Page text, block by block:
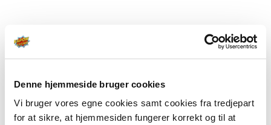
Denne hjemmeside bruger cookies
Vi bruger vores egne cookies samt cookies fra tredjepart
for at sikre, at hjemmesiden fungerer korrekt og til at